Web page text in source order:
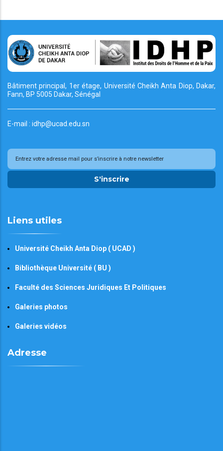
Bâtiment principal, 1er étage, Université CheikhAnta Diop, Dakar,
Fann, BP 5005 Dakar, Sénégal
E-mail : idhp@ucad.edu.sn
S'inscrire
Liens utiles
Université Cheikh Anta Diop ( UCAD )
Bibliothèque Université ( BU )
Faculté des Sciences Juridiques Et Politiques
Galeries photos
Galeries vidéos
Adresse